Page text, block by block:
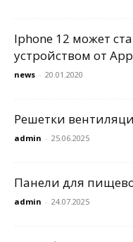
Iphone 12 может
устройством от
news - 20.01.2020
Решетки
admin - 25.06.2025
Панели для
admin - 24.07.2025